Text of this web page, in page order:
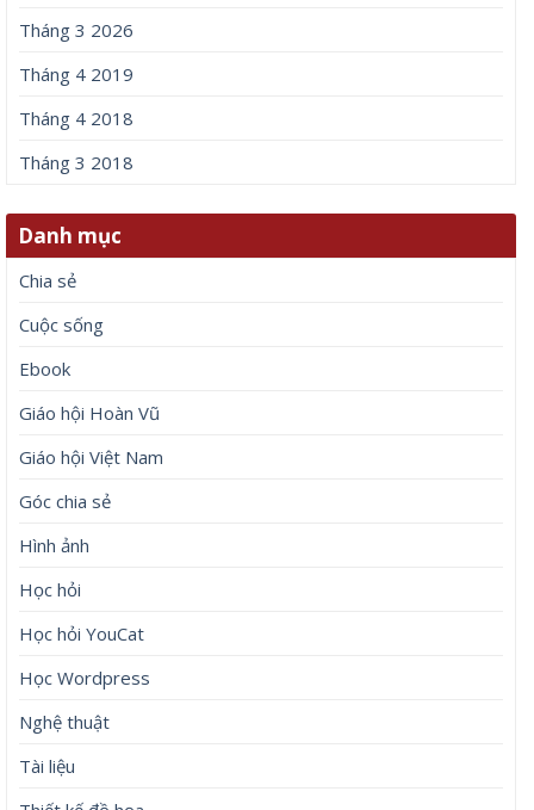
Tháng 3 2026
Tháng 4 2019
Tháng 4 2018
Tháng 3 2018
Danh mục
Chia sẻ
Cuộc sống
Ebook
Giáo hội Hoàn Vũ
Giáo hội Việt Nam
Góc chia sẻ
Hình ảnh
Học hỏi
Học hỏi YouCat
Học Wordpress
Nghệ thuật
Tài liệu